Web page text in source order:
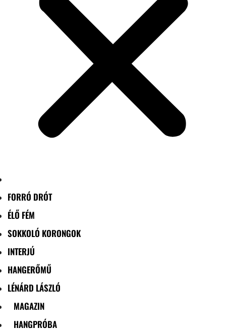
FORRÓ DRÓT
ÉLŐ FÉM
SOKKOLÓ KORONGOK
INTERJÚ
HANGERŐMŰ
LÉNÁRD LÁSZLÓ
MAGAZIN
HANGPRÓBA